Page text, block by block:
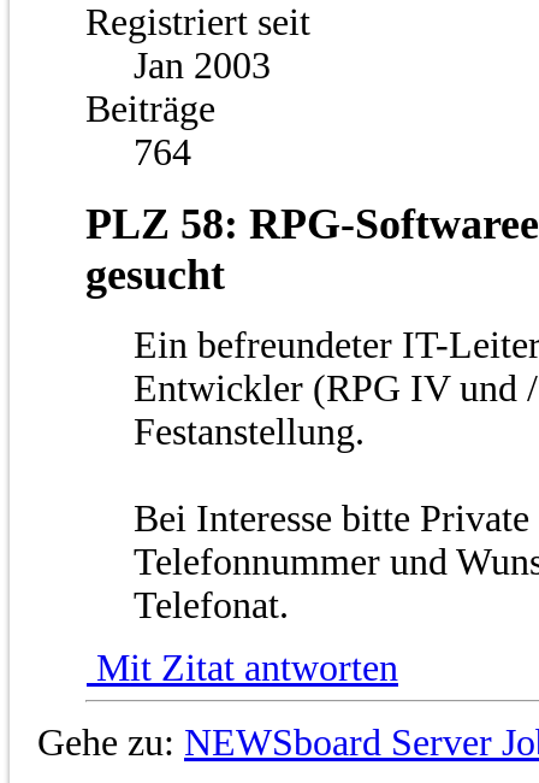
Registriert seit
Jan 2003
Beiträge
764
PLZ 58: RPG-
gesucht
Ein befreundeter IT-
Entwickler (RPG IV und
Festanstellung.
Bei Interesse bitte
Telefonnummer und
Telefonat.
Mit Zitat antworten
Gehe zu: NEWSboard Server